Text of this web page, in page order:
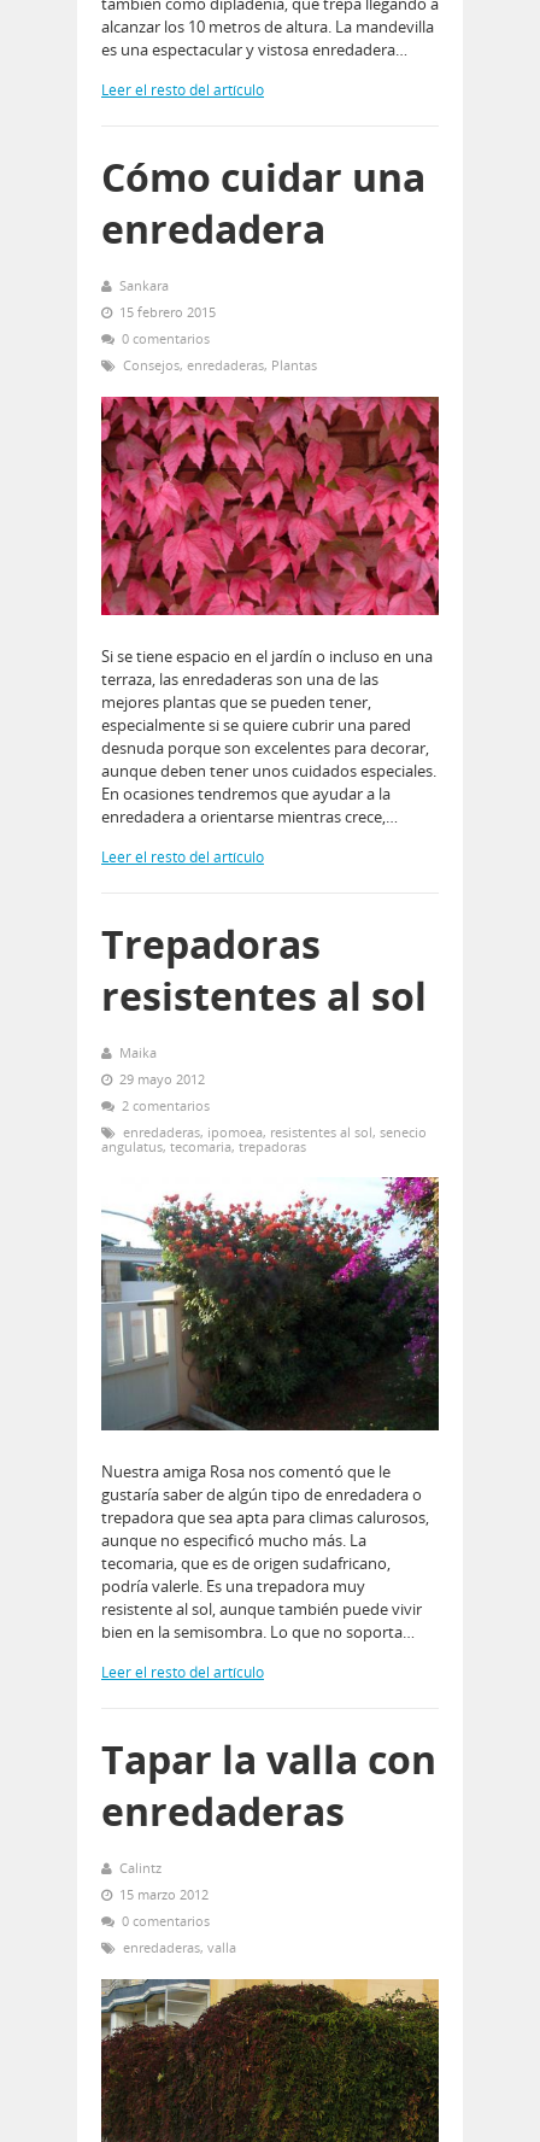
alcanzar los 10 metros de altura. La mandevilla
es una espectacular y vistosa enredadera…
Leer el resto del artículo
Cómo cuidar una
enredadera
Sankara
15 febrero 2015
0 comentarios
Consejos, enredaderas, Plantas
Si se tiene espacio en el jardín o incluso en una
terraza, las enredaderas son una de las
mejores plantas que se pueden tener,
especialmente si se quiere cubrir una pared
desnuda porque son excelentes para decorar,
aunque deben tener unos cuidados especiales.
En ocasiones tendremos que ayudar a la
enredadera a orientarse mientras crece,…
Leer el resto del artículo
Trepadoras
resistentes al sol
Maika
29 mayo 2012
2 comentarios
enredaderas, ipomoea, resistentes al sol, senecio
angulatus, tecomaria, trepadoras
Nuestra amiga Rosa nos comentó que le
gustaría saber de algún tipo de enredadera o
trepadora que sea apta para climas calurosos,
aunque no especificó mucho más. La
tecomaria, que es de origen sudafricano,
podría valerle. Es una trepadora muy
resistente al sol, aunque también puede vivir
bien en la semisombra. Lo que no soporta…
Leer el resto del artículo
Tapar la valla con
enredaderas
Calintz
15 marzo 2012
0 comentarios
enredaderas, valla